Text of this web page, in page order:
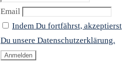
Email
Indem Du fortfährst, akzeptierst
Du unsere Datenschutzerklärung.